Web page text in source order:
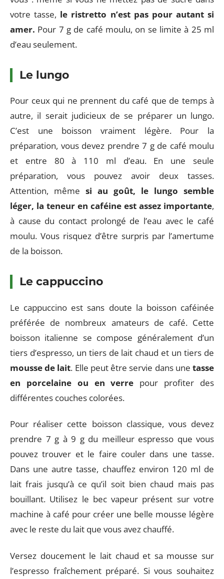
votre tasse, le ristretto n’est pas pour autant si
amer. Pour 7 g de café moulu, on se limite à 25 ml
d’eau seulement.
Le lungo
Pour ceux qui ne prennent du café que de temps à
autre, il serait judicieux de se préparer un lungo.
C’est une boisson vraiment légère. Pour la
préparation, vous devez prendre 7 g de café moulu
et entre 80 à 110 ml d’eau. En une seule
préparation, vous pouvez avoir deux tasses.
Attention, même si au goût, le lungo semble
léger, la teneur en caféine est assez importante,
à cause du contact prolongé de l’eau avec le café
moulu. Vous risquez d’être surpris par l’amertume
de la boisson.
Le cappuccino
Le cappuccino est sans doute la boisson caféinée
préférée de nombreux amateurs de café. Cette
boisson italienne se compose généralement d’un
tiers d’espresso, un tiers de lait chaud et un tiers de
mousse de lait. Elle peut être servie dans unetasse
en porcelaine ou en verre pour profiter des
différentes couches colorées.
Pour réaliser cette boisson classique, vous devez
prendre 7 g à 9 g du meilleur espresso que vous
pouvez trouver et le faire couler dans une tasse.
Dans une autre tasse, chauffez environ 120 ml de
lait frais jusqu’à ce qu’il soit bien chaud mais pas
bouillant. Utilisez le bec vapeur présent sur votre
machine à café pour créer une belle mousse légère
avec le reste du lait que vous avez chauffé.
Versez doucement le lait chaud et sa mousse sur
l’espresso fraîchement préparé. Si vous souhaitez